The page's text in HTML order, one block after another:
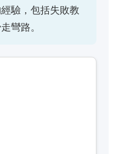
驗，包括失敗教
彎路。